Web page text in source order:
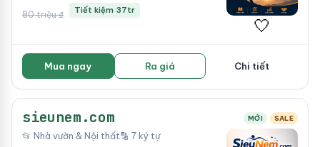
80 triệu ₫ Tiết kiệm 37tr
🤍
Mua ngay Ra giá Chi tiết
sieunem.com MỚI SALE
📂 Nhà vườn & Nội thất🔡 7 ký tự